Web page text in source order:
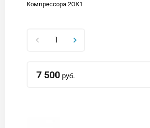
Компрессора 2ОК1
7 500 руб.